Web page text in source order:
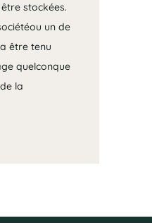
stockées.
un de
être tenu
quelconque
la